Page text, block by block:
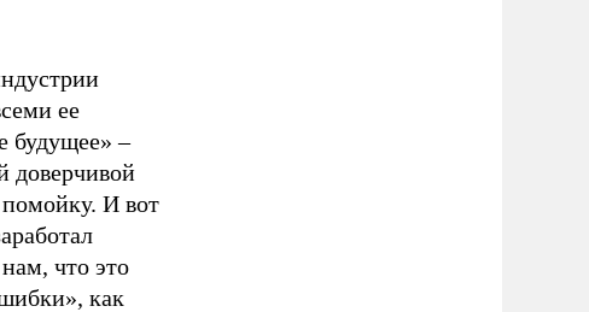
ее
будущее» –
доверчивой
И вот
что это
как